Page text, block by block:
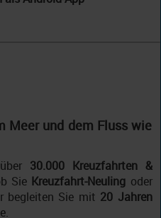
Meer und dem Fluss wie
30.000 Kreuzfahrten &
Sie Kreuzfahrt-Neuling oder
Sie mit 20 Jahren